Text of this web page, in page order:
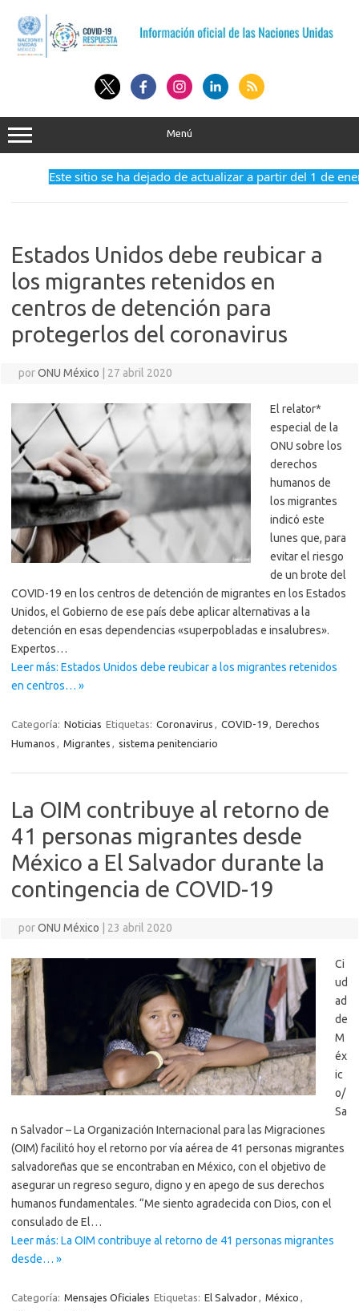
contenido
Menú
Este sitio se ha dejado de actualizar a partir del 1 de enero
Estados Unidos debe reubicar a
los migrantes retenidos en
centros de detención para
protegerlos del coronavirus
porONU México 27 abril 2020
El relator*
especial de la
ONU sobre los
derechos
humanos de
los migrantes
indicó este
lunes que, para
evitar el riesgo
de un brote del
COVID-19 en los centros de detención de migrantes en los Estados
Unidos, el Gobierno de ese país debe aplicar alternativas a la
detención en esas dependencias «superpobladas e insalubres».
Expertos…
Leer más: Estados Unidos debe reubicar a los migrantes retenidos
en centros… »
Categoría: Noticias Etiquetas: Coronavirus , COVID-19, Derechos
Humanos , Migrantes , sistema penitenciario
La OIM contribuye al retorno de
41 personas migrantes desde
México a El Salvador durante la
contingencia de COVID-19
porONU México 23 abril 2020
Ci
ud
ad
de
M
éx
ic
o/
Sa
n Salvador – La Organización Internacional para las Migraciones
(OIM) facilitó hoy el retorno por vía aérea de 41 personas migrantes
salvadoreñas que se encontraban en México, con el objetivo de
asegurar un regreso seguro, digno y en apego de sus derechos
humanos fundamentales. “Me siento agradecida con Dios, con el
consulado de El…
Leer más: La OIM contribuye al retorno de 41 personas migrantes
desde… »
Categoría: Mensajes Oficiales Etiquetas: El Salvador, México ,